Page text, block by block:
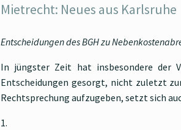
Mietrecht: Neues aus Karlsruhe
Entscheidungen des BGH zu
In jüngster Zeit hat insbesondere der
Entscheidungen gesorgt, nicht zuletzt
Rechtsprechung aufzugeben, setzt sich
1.